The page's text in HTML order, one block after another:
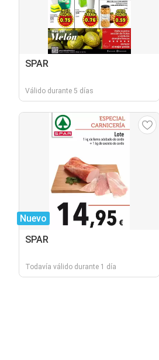
SPAR
Válido durante 5 días
Nuevo
SPAR
Todavía válido durante 1 día